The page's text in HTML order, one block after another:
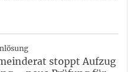
stoppt Aufzug